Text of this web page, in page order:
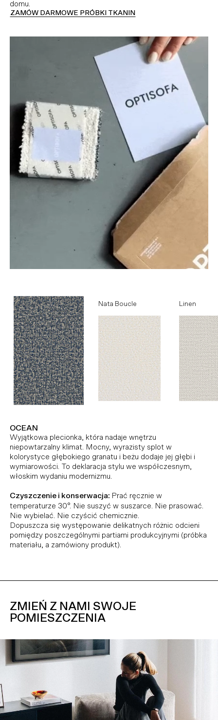
domu.
ZAMÓW DARMOWE PRÓBKI TKANIN
Ocean Nata Boucle Linen
OCEAN
Wyjątkowa plecionka, która nadaje wnętrzu
niepowtarzalny klimat. Mocny, wyrazisty splot w
kolorystyce głębokiego granatu i beżu dodaje jej głębi i
wymiarowości. To deklaracja stylu we współczesnym,
włoskim wydaniu modernizmu.
Czyszczenie i konserwacja: Prać ręcznie w
temperaturze 30°. Nie suszyć w suszarce. Nie prasować.
Nie wybielać. Nie czyścić chemicznie.
Dopuszcza się występowanie delikatnych różnic odcieni
pomiędzy poszczególnymi partiami produkcyjnymi (próbka
materiału, a zamówiony produkt).
ZMIEŃ Z NAMI SWOJE
POMIESZCZENIA